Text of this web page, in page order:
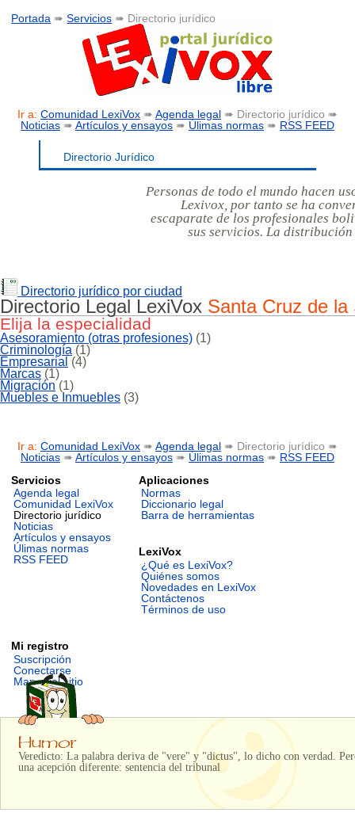
Portada ➠Servicios ➠ Directorio jurídico
Ir a: Comunidad LexiVox ➠ Agenda legal ➠ Directorio jurídico ➠
Noticias ➠ Artículos y ensayos ➠ Úlimas normas ➠ RSS FEED
Directorio Jurídico
Personas de todo el mundo hacen
Lexivox, por tanto se ha
escaparate de los profesionales
sus servicios. La
Directorio jurídico por ciudad
Directorio Legal LexiVox Santa Cruz de la
Elija la especialidad
Asesoramiento (otras profesiones) (1)
Criminología (1)
Empresarial (4)
Marcas (1)
Migración (1)
Muebles e Inmuebles (3)
Ir a: Comunidad LexiVox ➠ Agenda legal ➠ Directorio jurídico ➠
Noticias ➠ Artículos y ensayos ➠ Úlimas normas ➠ RSS FEED
Servicios
Agenda legal
Comunidad LexiVox
Directorio jurídico
Noticias
Artículos y ensayos
Úlimas normas
RSS FEED
Aplicaciones
Normas
Diccionario legal
Barra de herramientas
LexiVox
¿Qué es LexiVox?
Quiénes somos
Novedades en LexiVox
Contáctenos
Términos de uso
Mi registro
Suscripción
Conectarse
Mapa del sitio
Veredicto: La palabra deriva de "vere" y "dictus", lo dicho con verdad.
una acepción diferente: sentencia del tribunal